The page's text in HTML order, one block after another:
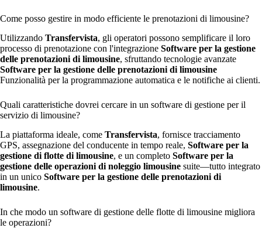
Come posso gestire in modo efficiente le prenotazioni di limousine?
Utilizzando Transfervista, gli operatori possono semplificare il loro
processo di prenotazione con l'integrazione Software per la gestione
delle prenotazioni di limousine, sfruttando tecnologie avanzate
Software per la gestione delle prenotazioni di limousine
Funzionalità per la programmazione automatica e le notifiche ai clienti.
Quali caratteristiche dovrei cercare in un software di gestione per il
servizio di limousine?
La piattaforma ideale, come Transfervista, fornisce tracciamento
GPS, assegnazione del conducente in tempo reale, Software per la
gestione di flotte di limousine, e un completo Software per la
gestione delle operazioni di noleggio limousine suite—tutto integrato
in un unico Software per la gestione delle prenotazioni di
limousine.
In che modo un software di gestione delle flotte di limousine migliora
le operazioni?